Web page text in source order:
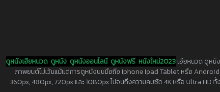
ดูหนังเฮียหนวด ดูหนัง ดูหนังออนไลน์ ดูหนังฟรี หนังใหม่2023เฮียหนวด ดูหนั
ภาพยนต์ไม่เว้นแม้แต่การดูหนังบนมือถือ Iphone Ipad Tablet หรือ
360px, 480px, 720px และ 1080px ไปจนถึงความคมชัด 4K หรือ Ultra HD